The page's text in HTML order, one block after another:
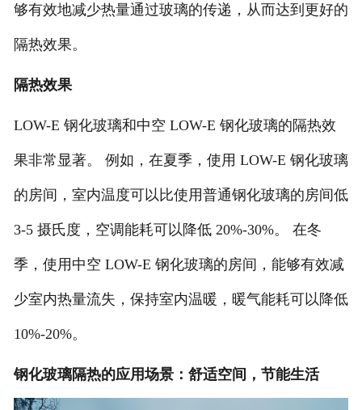
够有效地减少热量通过玻璃的传递，从而达到更好的
隔热效果。
隔热效果
LOW-E 钢化玻璃和中空 LOW-E 钢化玻璃的隔热效
果非常显著。 例如，在夏季，使用 LOW-E 钢化玻璃
的房间，室内温度可以比使用普通钢化玻璃的房间低
3-5 摄氏度，空调能耗可以降低 20%-30%。 在冬
季，使用中空 LOW-E 钢化玻璃的房间，能够有效减
少室内热量流失，保持室内温暖，暖气能耗可以降低
10%-20%。
钢化玻璃隔热的应用场景：舒适空间，节能生活